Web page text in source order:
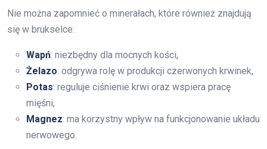
Nie można zapomnieć o minerałach, które również znajdują
się w brukselce:
Wapń: niezbędny dla mocnych kości,
Żelazo: odgrywa rolę w produkcji czerwonych krwinek,
Potas: reguluje ciśnienie krwi oraz wspiera pracę
mięśni,
Magnez: ma korzystny wpływ na funkcjonowanie układu
nerwowego.